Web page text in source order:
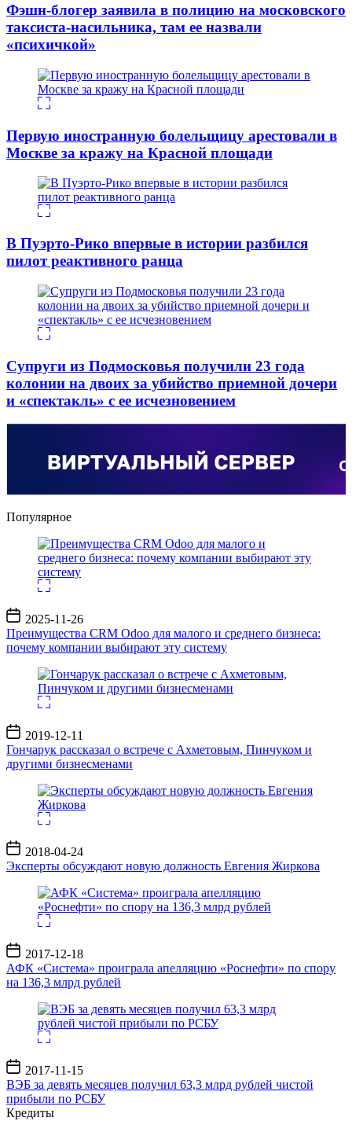
Фэшн-блогер заявила в полицию на московского
таксиста-насильника, там ее назвали
«психичкой»
Первую иностранную болельщицу арестовали в
Москве за кражу на Красной площади
В Пуэрто-Рико впервые в истории разбился
пилот реактивного ранца
Супруги из Подмосковья получили 23 года
колонии на двоих за убийство приемной дочери
и «спектакль» с ее исчезновением
Популярное
Дата
записи
2025-11-26
Преимущества CRM Odoo для малого и среднего бизнеса:
почему компании выбирают эту систему
Дата
записи
2019-12-11
Гончарук рассказал о встрече с Ахметовым, Пинчуком и
другими бизнесменами
Дата
записи
2018-04-24
Эксперты обсуждают новую должность Евгения Жиркова
Дата
записи
2017-12-18
АФК «Система» проиграла апелляцию «Роснефти» по спору
на 136,3 млрд рублей
Дата
записи
2017-11-15
ВЭБ за девять месяцев получил 63,3 млрд рублей чистой
прибыли по РСБУ
Кредиты